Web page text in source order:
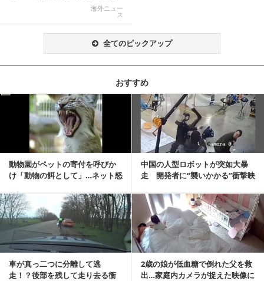
海外ニュー
ス
全てのピックアップ
おすすめ
動物園がペットの寄付を呼びか
け「動物の餌として」…ネット怒
中国の人型ロボットが突如大暴
走 開発者に“襲いかかる”衝撃映
記事を読む
車が真っ二つに分離して逃
走！？後部を残して走り去る衝
2歳の娘が低血糖で倒れた父を救
出…家庭内カメラが捉えた映像に
記事を読む